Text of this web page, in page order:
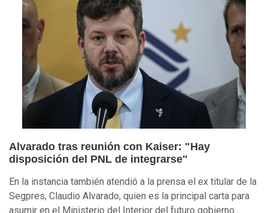
Alvarado tras reunión con Kaiser: "Hay
disposición del PNL de integrarse"
En la instancia también atendió a la prensa el ex titular de la
Segpres, Claudio Alvarado, quien es la principal carta para
asumir en el Ministerio del Interior del futuro gobierno.